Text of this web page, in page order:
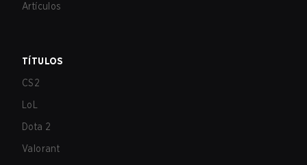
Artículos
TÍTULOS
CS2
LoL
Dota 2
Valorant